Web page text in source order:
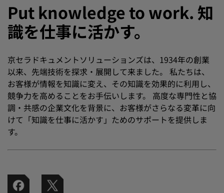
Put knowledge to work. 知
識を仕事に活かす。
京セラドキュメントソリューションズは、1934年の創業
以来、先端技術を探求・展開して来ました。 私たちは、
お客様が情報を知識に変え、その知識を効果的に利用し、
競争力を高めることをお手伝いします。 高度な専門性と協
調・共感の企業文化を背景に、お客様がさらなる変革に向
けて「知識を仕事に活かす」ためのサポートを提供しま
す。